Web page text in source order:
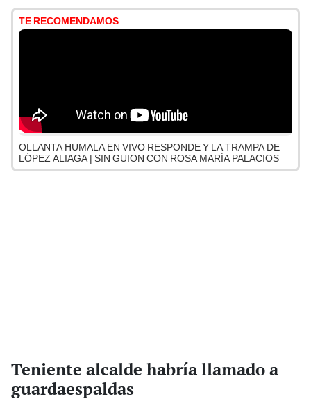
TE RECOMENDAMOS
OLLANTA HUMALA EN VIVO RESPONDE Y LA TRAMPA DE
LÓPEZ ALIAGA | SIN GUION CON ROSA MARÍA PALACIOS
Teniente alcalde habría llamado a
guardaespaldas